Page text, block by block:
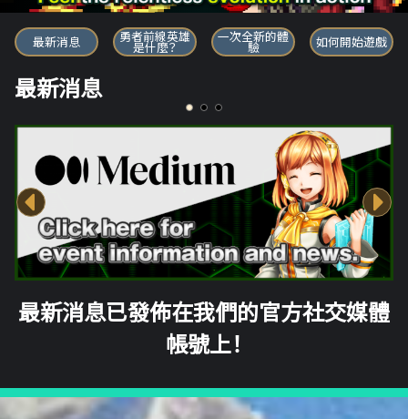
勇者前線英雄
最新消息 勇者前線英雄
是什麼？
一次全新的體
驗 如何開始遊戲
最新消息
最新消息已發佈在我們的官方社交媒體
帳號上！